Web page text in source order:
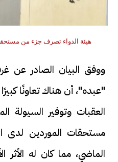
هيئة الدواء تصرف جزء من
ووفق البيان الصادر عن
"عبده"، أن هناك تعاونًا
العقبات وتوفير
مستحقات الموردين لدى
الماضي، مما كان له الأثر